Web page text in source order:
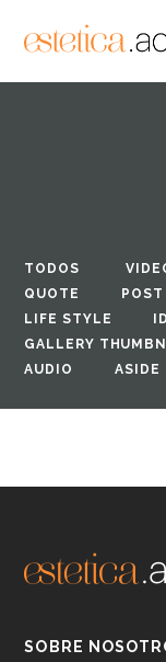
TODOS
QUOTE
POST
LIFE STYLE
GALLERY
AUDIO
ASIDE
SOBRE